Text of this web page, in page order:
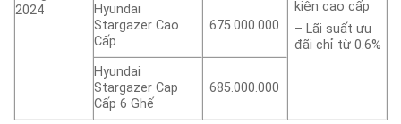
2024
kiện cao cấp
– Lãi suất ưu
đãi chỉ từ 0.6%
Hyundai
Stargazer Cao
Cấp
675.000.000
Hyundai
Stargazer Cap
Cấp 6 Ghế
685.000.000